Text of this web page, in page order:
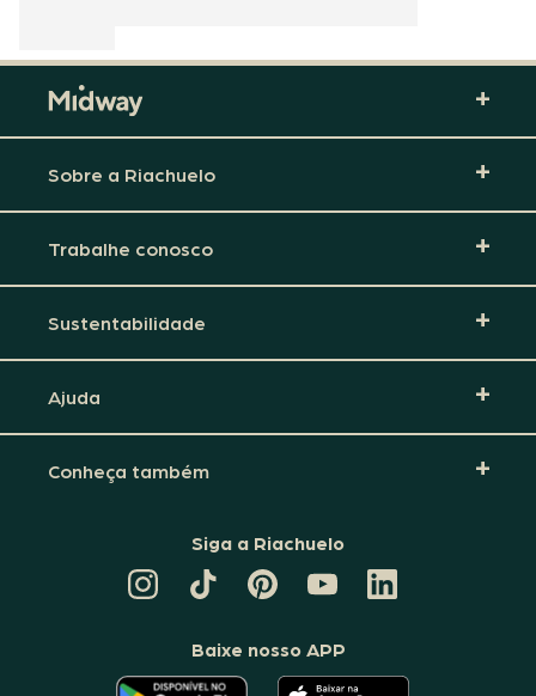
Sobre a Riachuelo
Trabalhe conosco
Sustentabilidade
Ajuda
Conheça também
Siga a Riachuelo
TIKTOK
DA
PINTEREST
DA
CANAL
DA
RIACHUELO
LINKEDIN
DA
Baixe nosso APP
O O